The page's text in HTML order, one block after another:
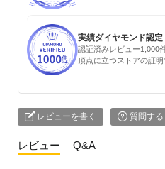
実績ダイヤモンド認定
認証済みレビュー1,000
頂点に立つストアの証明
レビューを書く 質問する
レビュー Q&A